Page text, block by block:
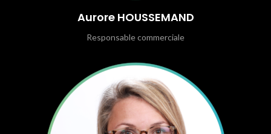
Aurore HOUSSEMAND
Responsable commerciale